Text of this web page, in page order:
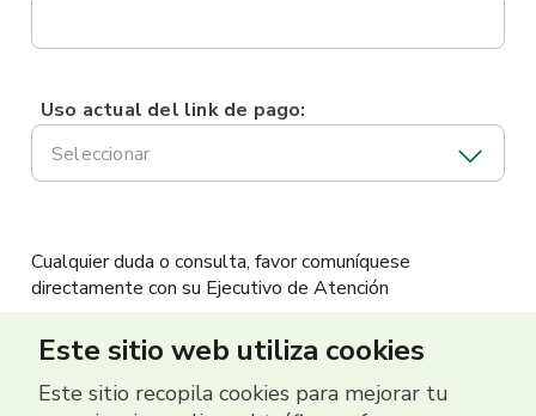
Uso actual del link de pago:
Seleccionar
Cualquier duda o consulta, favor comuníquese
directamente con su Ejecutivo de Atención
Este sitio web utiliza cookies
Este sitio recopila cookies para mejorar tu